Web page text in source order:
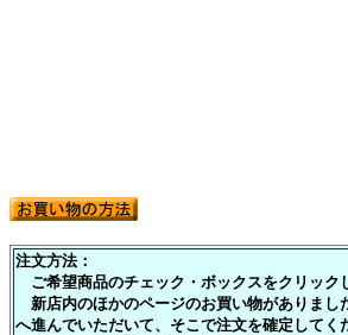
注文方法：
ご希望商品のチェック・ボックスをクリック
新店内のほかのページのお買い物がありまし
へ進んでいただいて、そこで注文を確定してく